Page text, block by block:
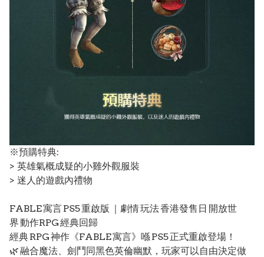
※預購特典:
> 英雄氣概成疑的小雞外觀服裝
> 迷人的遊戲內禮物
FABLE 寓言 PS5 重啟版 ｜劇情 玩法 香港發售日 開放世
界 動作RPG 經典回歸
經典 RPG 神作《FABLE 寓言》喺 PS5 正式重啟登場！
🌿 融合魔法、劍鬥同黑色英倫幽默，玩家可以自由決定做